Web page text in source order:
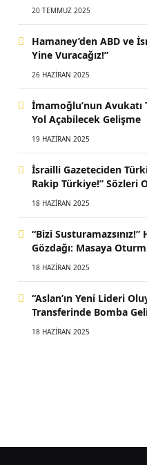
20 TEMMUZ 2025
Hamaney’den ABD ve
Yine Vuracağız!”
26 HAZIRAN 2025
İmamoğlu’nun Avukatı
Yol Açabilecek Gelişme
19 HAZIRAN 2025
İsrailli Gazeteciden
Rakip Türkiye!” Sözleri
18 HAZIRAN 2025
“Bizi Susturamazsınız!”
Gözdağı: Masaya
18 HAZIRAN 2025
“Aslan’ın Yeni Lideri
Transferinde Bomba
18 HAZIRAN 2025